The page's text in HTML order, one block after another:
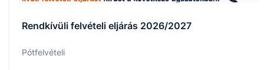
Rendkívüli felvételi eljárás 2026/2027
Pótfelvételi